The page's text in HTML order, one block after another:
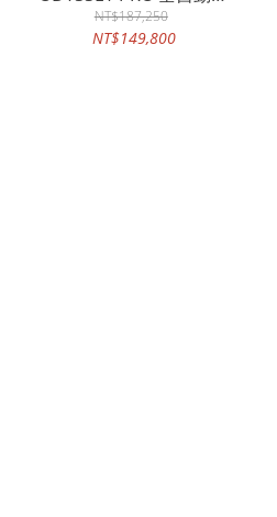
慧型天文望遠鏡
NT$187,250
NT$149,800